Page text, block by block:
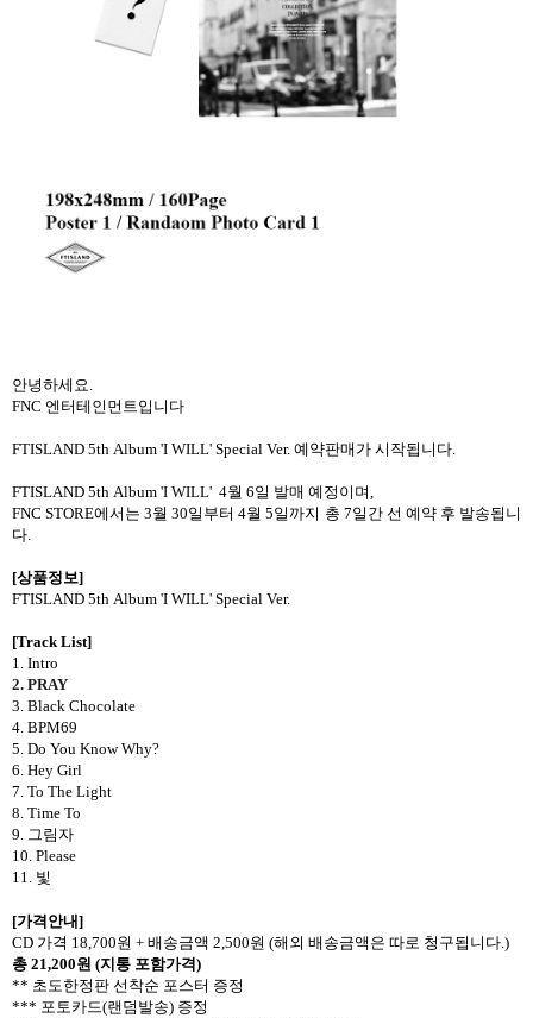
안녕하세요.
FNC 엔터테인먼트입니다
FTISLAND 5th Album 'I WILL' Special Ver. 예약판매가 시작됩니다.
FTISLAND 5th Album 'I WILL' 4월 6일 발매 예정이며,
FNC STORE에서는 3월 30일부터 4월 5일까지 총 7일간 선 예약 후 발송됩니
다.
[상품정보]
FTISLAND 5th Album 'I WILL' Special Ver.
[Track List]
1. Intro
2. PRAY
3. Black Chocolate
4. BPM69
5. Do You Know Why?
6. Hey Girl
7. To The Light
8. Time To
9. 그림자
10. Please
11. 빛
[가격안내]
CD 가격 18,700원 + 배송금액 2,500원 (해외 배송금액은 따로 청구됩니다.)
총 21,200원 (지통 포함가격)
** 초도한정판 선착순 포스터 증정
*** 포토카드(랜덤발송) 증정